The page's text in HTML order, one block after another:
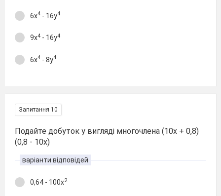
6x4 - 16y4
9x4 - 16y4
6x4 - 8y4
Запитання 10
Подайте добуток у вигляді многочлена (10x + 0,8)
(0,8 - 10x)
варіанти відповідей
0,64 - 100x2